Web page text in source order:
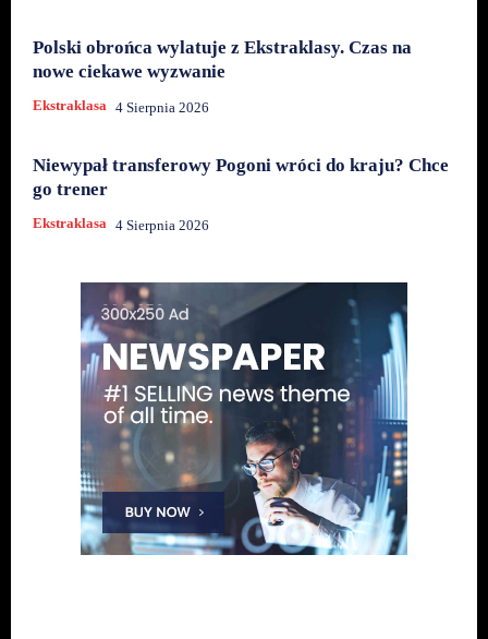
Polski obrońca wylatuje z Ekstraklasy. Czas na
nowe ciekawe wyzwanie
Ekstraklasa 4 Sierpnia 2026
Niewypał transferowy Pogoni wróci do kraju? Chce
go trener
Ekstraklasa 4 Sierpnia 2026